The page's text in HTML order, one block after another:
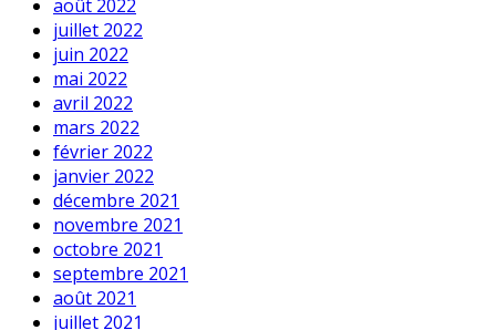
août 2022
juillet 2022
juin 2022
mai 2022
avril 2022
mars 2022
février 2022
janvier 2022
décembre 2021
novembre 2021
octobre 2021
septembre 2021
août 2021
juillet 2021